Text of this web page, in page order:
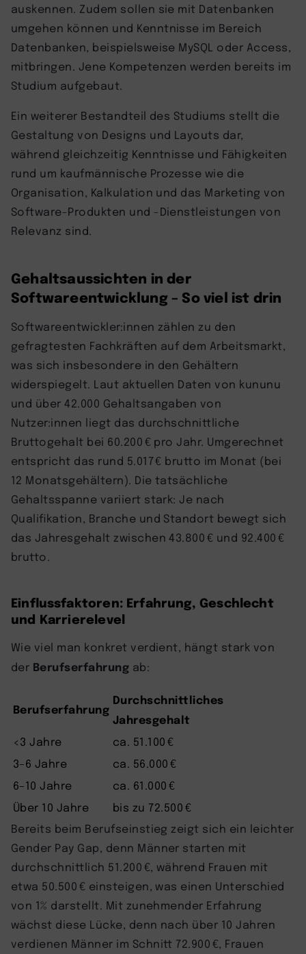
auskennen. Zudem sollen sie mit Datenbanken
umgehen können und Kenntnisse im Bereich
Datenbanken, beispielsweise MySQL oder Access,
mitbringen. Jene Kompetenzen werden bereits im
Studium aufgebaut.
Ein weiterer Bestandteil des Studiums stellt die
Gestaltung von Designs und Layouts dar,
während gleichzeitig Kenntnisse und Fähigkeiten
rund um kaufmännische Prozesse wie die
Organisation, Kalkulation und das Marketing von
Software-Produkten und -Dienstleistungen von
Relevanz sind.
Gehaltsaussichten in der
Softwareentwicklung – So viel ist drin
Softwareentwickler:innen zählen zu den
gefragtesten Fachkräften auf dem Arbeitsmarkt,
was sich insbesondere in den Gehältern
widerspiegelt. Laut aktuellen Daten von kununu
und über 42.000 Gehaltsangaben von
Nutzer:innen liegt das durchschnittliche
Bruttogehalt bei 60.200 € pro Jahr. Umgerechnet
entspricht das rund 5.017 € brutto im Monat (bei
12 Monatsgehältern). Die tatsächliche
Gehaltsspanne variiert stark: Je nach
Qualifikation, Branche und Standort bewegt sich
das Jahresgehalt zwischen 43.800 € und 92.400 €
brutto.
Einflussfaktoren: Erfahrung, Geschlecht
und Karrierelevel
Wie viel man konkret verdient, hängt stark von
der Berufserfahrung ab:
Berufserfahrung
Durchschnittliches
Jahresgehalt
<3 Jahre
ca. 51.100 €
3–6 Jahre
ca. 56.000 €
6–10 Jahre
ca. 61.000 €
Über 10 Jahre
bis zu 72.500 €
Bereits beim Berufseinstieg zeigt sich ein leichter
Gender Pay Gap, denn Männer starten mit
durchschnittlich 51.200 €, während Frauen mit
etwa 50.500 € einsteigen, was einen Unterschied
von 1% darstellt. Mit zunehmender Erfahrung
wächst diese Lücke, denn nach über 10 Jahren
verdienen Männer im Schnitt 72.900 €, Frauen